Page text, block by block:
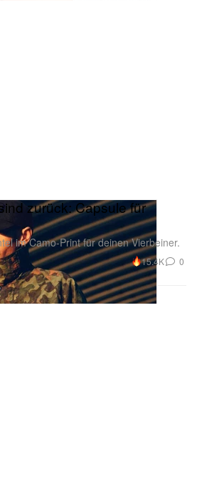
zurück: Capsule für
im Camo-Print für deinen Vierbeiner.
15.4K 0